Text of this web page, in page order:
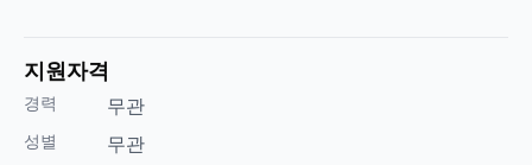
지원자격
경력 무관
성별 무관